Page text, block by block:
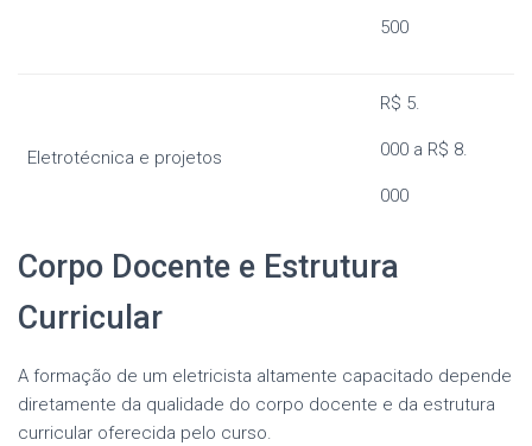
500
Eletrotécnica e projetos
R$ 5.
000 a R$ 8.
000
Corpo Docente e Estrutura
Curricular
A formação de um eletricista altamente capacitado depende
diretamente da qualidade do corpo docente e da estrutura
curricular oferecida pelo curso.